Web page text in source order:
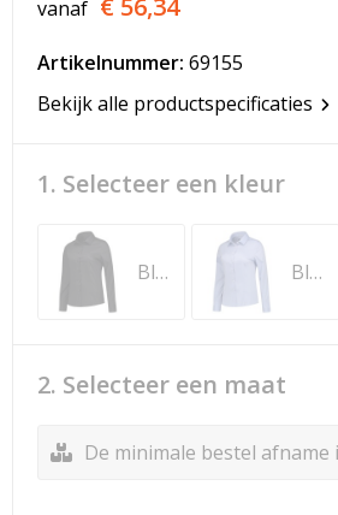
T-Shirts
Veiligheidsvesten en
Werkkleding sets
Gehoorbescherming
vanaf € 56,34
Artikelnummer: 69155
Bekijk alle productspecificaties
1. Selecteer een kleur
Black Blue
2. Selecteer een maat
De minimale bestel afname